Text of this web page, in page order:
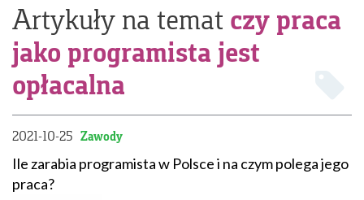
Artykuły na temat czy praca
jako programista jest
opłacalna
2021-10-25 Zawody
Ile zarabia programista w Polsce i na czym polega jego
praca?